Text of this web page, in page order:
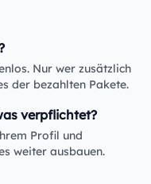
Nur wer zusätzlich
der bezahlten Pakete.
verpflichtet?
Profil und
weiter ausbauen.